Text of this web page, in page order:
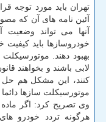
تهران باید مورد توجه
آئین نامه های آن كه
آنها می تواند وضعیت
خودروسازها باید كیفیت
بهبود دهند.
لابی باشند و بخواهند
كنند، این مشكل هم حل
موتورسیكلت سازها دائما
وی تصریح كرد: اگر
هرگونه تردد خودرو